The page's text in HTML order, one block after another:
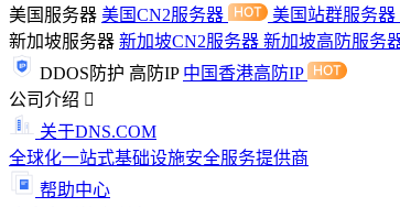
美国服务器 美国CN2服务器 美国站群服务器
新加坡服务器 新加坡CN2服务器 新加坡高防服务
DDOS防护 高防IP 中国香港高防IP
公司介绍
关于DNS.COM
全球化一站式基础设施安全服务提供商
帮助中心